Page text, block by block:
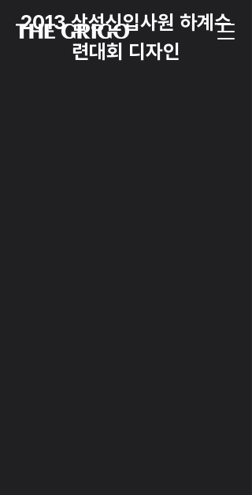
2013 삼성신입사원 하계수
련대회 디자인